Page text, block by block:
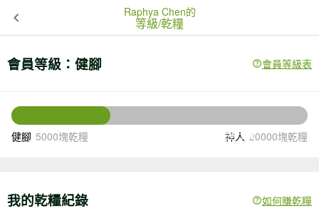
Raphya Chen的
等級/乾糧
會員等級： 健腳 會員等級表
塊乾糧升級
健腳 5000塊乾糧 神人 20000塊乾糧
我的乾糧紀錄 如何賺乾糧